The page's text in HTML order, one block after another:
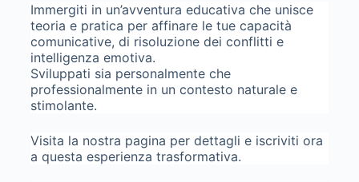
Immergiti in un’avventura educativa che unisce
teoria e pratica per affinare le tue capacità
comunicative, di risoluzione dei conflitti e
intelligenza emotiva.
Sviluppati sia personalmente che
professionalmente in un contesto naturale e
stimolante.
Visita la nostra pagina per dettagli e iscriviti ora
a questa esperienza trasformativa.